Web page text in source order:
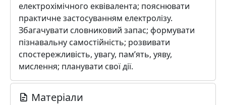
електрохімічного еквівалента; пояснювати
практичне застосуванням електролізу.
Збагачувати словниковий запас; формувати
пізнавальну самостійність; розвивати
спостережливість, увагу, пам’ять, уяву,
мислення; планувати свої дії.
Матеріали